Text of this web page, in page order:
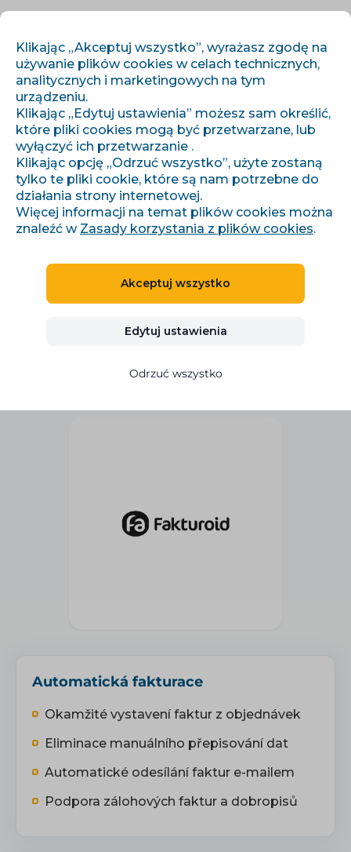
Strona główna›Integracje ›Fakturoid
SYSTEMY KSIĘGOWE CZECHY, SŁOWACJA
Fakturoid
Automatická fakturace
Okamžité vystavení faktur z objednávek
Eliminace manuálního přepisování dat
Automatické odesílání faktur e-mailem
Podpora zálohových faktur a dobropisů
Klikając „Akceptuj wszystko”, wyrażasz zgodę na
używanie plików cookies w celach technicznych,
analitycznych i marketingowych na tym
urządzeniu.
Klikając „Edytuj ustawienia” możesz sam określić,
które pliki cookies mogą być przetwarzane, lub
wyłączyć ich przetwarzanie .
Klikając opcję „Odrzuć wszystko”, użyte zostaną
tylko te pliki cookie, które są nam potrzebne do
działania strony internetowej.
Więcej informacji na temat plików cookies można
znaleźć w Zasady korzystania z plików cookies.
Akceptuj wszystko
Edytuj ustawienia
Odrzuć wszystko